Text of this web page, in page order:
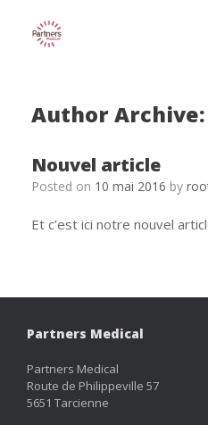
content
Author Archive:
Nouvel article
Posted on 10 mai 2016 by
Et c’est ici notre nouvel
Partners Medical
Partners Medical
Route de Philippeville 57
5651 Tarcienne